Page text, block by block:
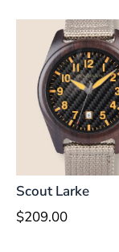
Scout Larke
$209.00